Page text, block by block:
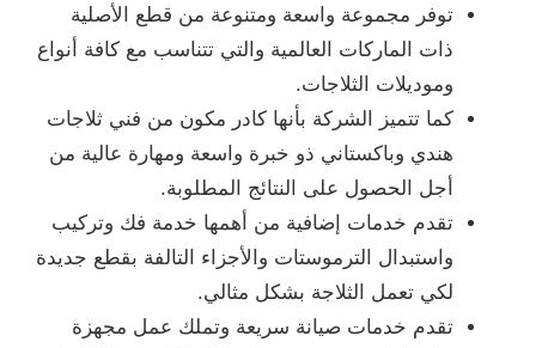
توفر مجموعة واسعة ومتنوعة من قطع الأصلية
ذات الماركات العالمية والتي تتناسب مع كافة أنواع
وموديلات الثلاجات.
كما تتميز الشركة بأنها كادر مكون من فني ثلاجات
هندي وباكستاني ذو خبرة واسعة ومهارة عالية من
أجل الحصول على النتائج المطلوبة.
تقدم خدمات إضافية من أهمها خدمة فك وتركيب
واستبدال الترموستات والأجزاء التالفة بقطع جديدة
لكي تعمل الثلاجة بشكل مثالي.
تقدم خدمات صيانة سريعة وتملك عمل مجهزة